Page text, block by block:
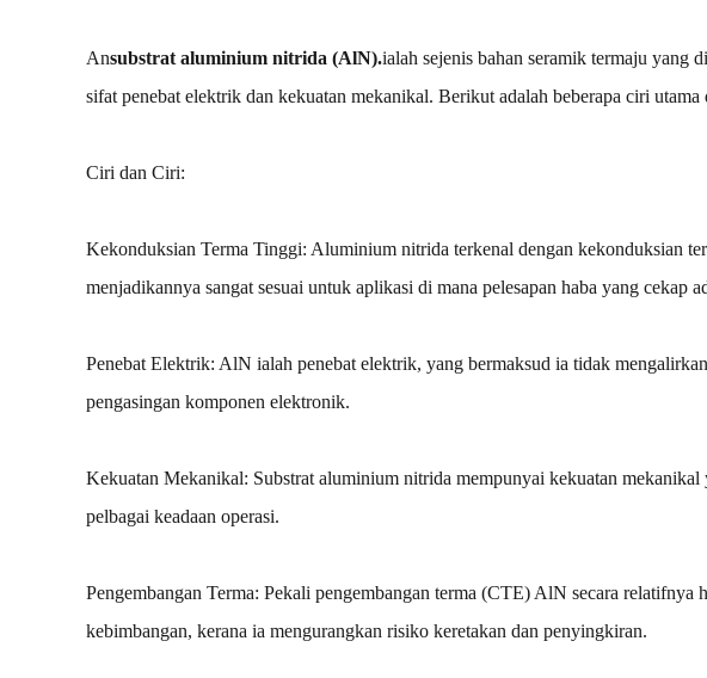
Ansubstrat aluminium nitrida (AlN).ialah sejenis bahan seramik termaju yang
sifat penebat elektrik dan kekuatan mekanikal. Berikut adalah beberapa ciri
Ciri dan Ciri:
Kekonduksian Terma Tinggi: Aluminium nitrida terkenal dengan kekonduksian
menjadikannya sangat sesuai untuk aplikasi di mana pelesapan haba yang
Penebat Elektrik: AlN ialah penebat elektrik, yang bermaksud ia tidak
pengasingan komponen elektronik.
Kekuatan Mekanikal: Substrat aluminium nitrida mempunyai kekuatan
pelbagai keadaan operasi.
Pengembangan Terma: Pekali pengembangan terma (CTE) AlN secara
kebimbangan, kerana ia mengurangkan risiko keretakan dan penyingkiran.